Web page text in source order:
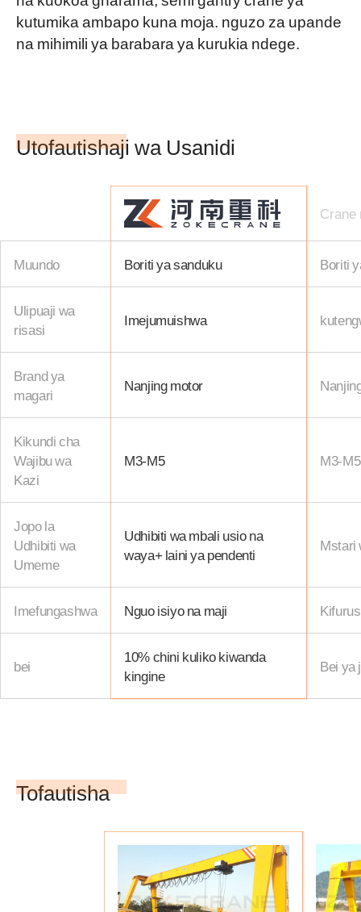
kutumika ambapo kuna moja. nguzo za upande
na mihimili ya barabara ya kurukia ndege.
Utofautishaji wa Usanidi
Crane
Muundo Boriti ya sanduku Boriti
Ulipuaji wa
risasi
Imejumuishwa
Brand ya
magari
Nanjing motor
Kikundi cha
Wajibu wa
Kazi
M3-M5 M3-M5
Jopo la
Udhibiti wa
Umeme
Udhibiti wa mbali usio na
waya+ laini ya pendenti
Mstari
Imefungashwa Nguo isiyo na maji
bei
10% chini kuliko kiwanda
kingine
Bei ya
Tofautisha